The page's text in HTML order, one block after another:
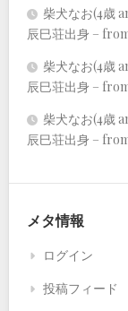
柴犬なお(4歳
辰巳荘出身 –
柴犬なお(4歳
辰巳荘出身 –
柴犬なお(4歳
辰巳荘出身 –
メタ情報
ログイン
投稿フィード